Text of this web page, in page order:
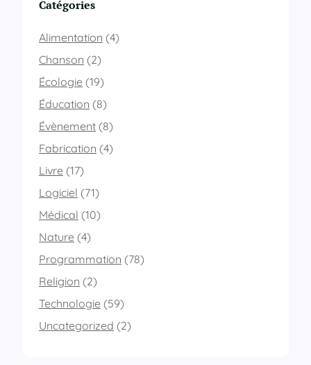
Catégories
Alimentation (4)
Chanson (2)
Écologie (19)
Éducation (8)
Évènement (8)
Fabrication (4)
Livre (17)
Logiciel (71)
Médical (10)
Nature (4)
Programmation (78)
Religion (2)
Technologie (59)
Uncategorized (2)